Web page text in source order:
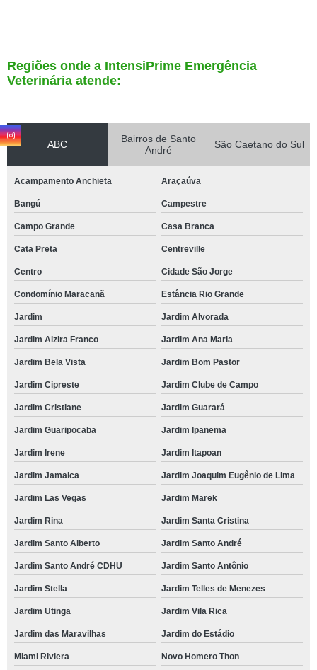
Regiões onde a IntensiPrime Emergência
Veterinária atende:
ABC
Bairros de Santo
André
São Caetano do Sul
Acampamento Anchieta Araçaúva
Bangú Campestre
Campo Grande Casa Branca
Cata Preta Centreville
Centro Cidade São Jorge
Condomínio Maracanã Estância Rio Grande
Jardim Jardim Alvorada
Jardim Alzira Franco Jardim Ana Maria
Jardim Bela Vista Jardim Bom Pastor
Jardim Cipreste Jardim Clube de Campo
Jardim Cristiane Jardim Guarará
Jardim Guaripocaba Jardim Ipanema
Jardim Irene Jardim Itapoan
Jardim Jamaica Jardim Joaquim Eugênio de Lima
Jardim Las Vegas Jardim Marek
Jardim Rina Jardim Santa Cristina
Jardim Santo Alberto Jardim Santo André
Jardim Santo André CDHU Jardim Santo Antônio
Jardim Stella Jardim Telles de Menezes
Jardim Utinga Jardim Vila Rica
Jardim das Maravilhas Jardim do Estádio
Miami Riviera Novo Homero Thon